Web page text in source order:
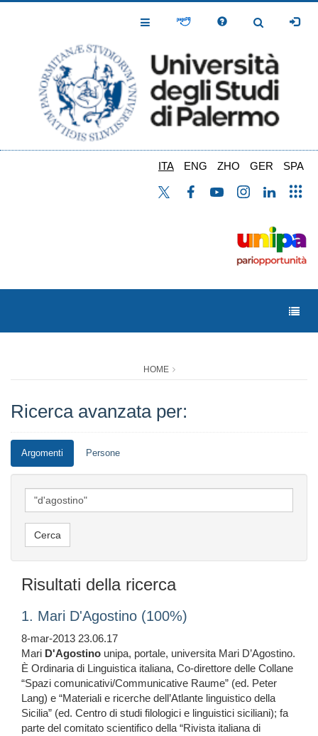
Toggle
Toggle
ITA ENG ZHO GER SPA
HOME
Ricerca avanzata per:
Argomenti Persone
Risultati della ricerca
1. Mari D'Agostino (100%)
8-mar-2013 23.06.17
Mari D'Agostino unipa, portale, universita Mari D’Agostino.
È Ordinaria di Linguistica italiana, Co-direttore delle Collane
“Spazi comunicativi/Communicative Raume” (ed. Peter
Lang) e “Materiali e ricerche dell’Atlante linguistico della
Sicilia” (ed. Centro di studi filologici e linguistici siciliani); fa
parte del comitato scientifico della “Rivista italiana di